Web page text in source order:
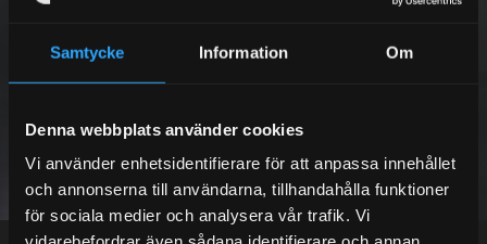
Samtycke Information Om
Denna webbplats använder cookies
Vi använder enhetsidentifierare för att anpassa innehållet
och annonserna till användarna, tillhandahålla funktioner
för sociala medier och analysera vår trafik. Vi
Dina personuppgifter behandlas i enlighet med vår integritetspolicy